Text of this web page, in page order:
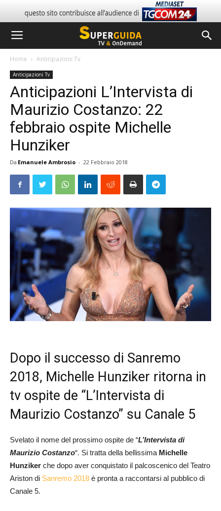
Home Anticipazioni Tv
Anticipazioni Tv
Anticipazioni L’Intervista di
Maurizio Costanzo: 22
febbraio ospite Michelle
Hunziker
Da Emanuele Ambrosio - 22 Febbraio 2018
Dopo il successo di Sanremo
2018, Michelle Hunziker ritorna in
tv ospite de “L’Intervista di
Maurizio Costanzo” su Canale 5
Svelato il nome del prossimo ospite de “L’Intervista di
Maurizio Costanzo“. Si tratta della bellissima Michelle
Hunziker che dopo aver conquistato il palcoscenico del Teatro
Ariston di Sanremo 2018 è pronta a raccontarsi al pubblico di
Canale 5.